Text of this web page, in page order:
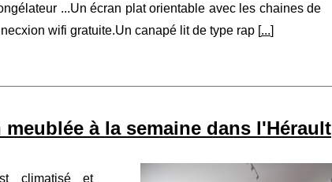
...Un écran plat orientable avec les chaines de
wifi gratuite.Un canapé lit de type rap [...]
à la semaine dans l'Hérault
climatisé et